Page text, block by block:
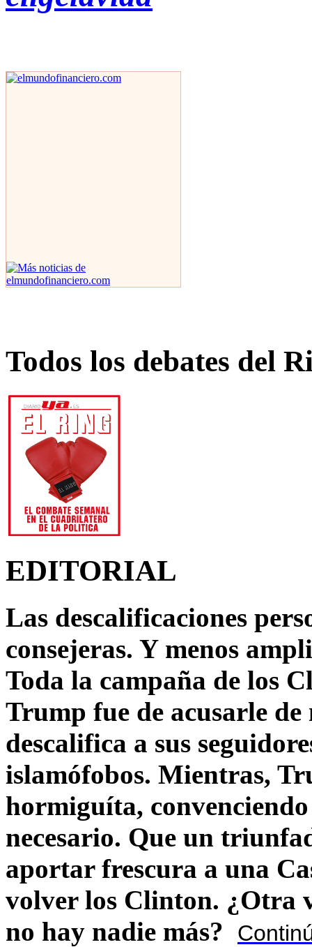
Todos los debates del
EDITORIAL
Las descalificaciones
consejeras. Y menos
Toda la campaña de los
Trump fue de acusarle
descalifica a sus
islamófobos. Mientras,
hormiguíta,
necesario. Que un
aportar frescura a una
volver los Clinton. ¿Otra
no hay nadie más?